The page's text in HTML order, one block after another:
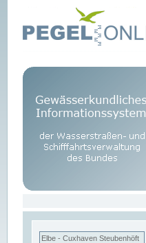
Elbe - Cuxhaven Steubenhöft